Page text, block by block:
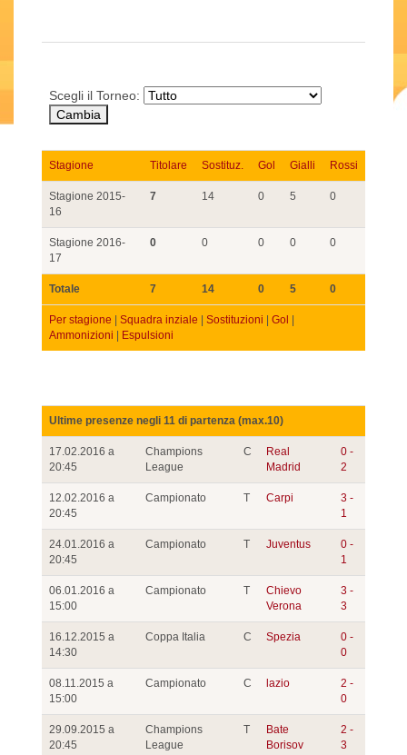
Scegli il Torneo:
Stagione Titolare Sostituz. Gol Gialli Rossi
Stagione 2015-
16
7 14 0 5 0
Stagione 2016-
17
0 0 0 0 0
Totale 7 14 0 5 0
Per stagione Squadra inziale Sostituzioni Gol
Ammonizioni
Espulsioni
Ultime presenze negli 11 di partenza (max.10)
17.02.2016 a
20:45
Champions
League
C
Real
Madrid
0 -
2
12.02.2016 a
20:45
Campionato T Carpi
3 -
1
24.01.2016 a
20:45
Campionato T Juventus
0 -
1
06.01.2016 a
15:00
Campionato T
Chievo
Verona
3 -
3
16.12.2015 a
14:30
Coppa Italia C Spezia
0 -
0
08.11.2015 a
15:00
Campionato C lazio
2 -
0
29.09.2015 a
20:45
Champions
League
T
Bate
Borisov
2 -
3